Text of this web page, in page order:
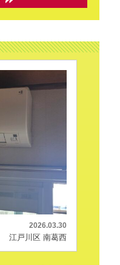
2026.03.30
江戸川区 南葛西